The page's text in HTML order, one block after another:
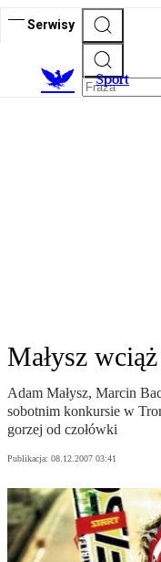
Serwisy
Sport
Małysz
Adam Małysz, Marcin
sobotnim konkursie w
gorzej od czołówki
Publikacja: 08.12.2007 03:41